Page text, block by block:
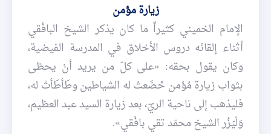
زيارة مؤمن
الإمام الخميني كثيراً ما كان يذكر الشيخ البافْقي
أثناء إلقائه دروس الأخلاق في المدرسة الفيضية،
وكان يقول بحقه: «على كلّ من يريد أنْ يحظى
بثواب زيارة مُؤمن خَضَعتْ له الشياطين وطَأطَأتْ له،
فليذهب إلى ناحية الريّ، بعد زيارة السيد عبد العظيم،
وَلْيَزُر الشيخ محمّد تقي بافْقي».